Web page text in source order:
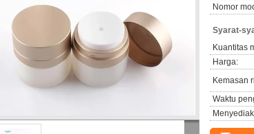
Nomor
Syarat-
Kuantitas
Harga:
Kemasan
Waktu